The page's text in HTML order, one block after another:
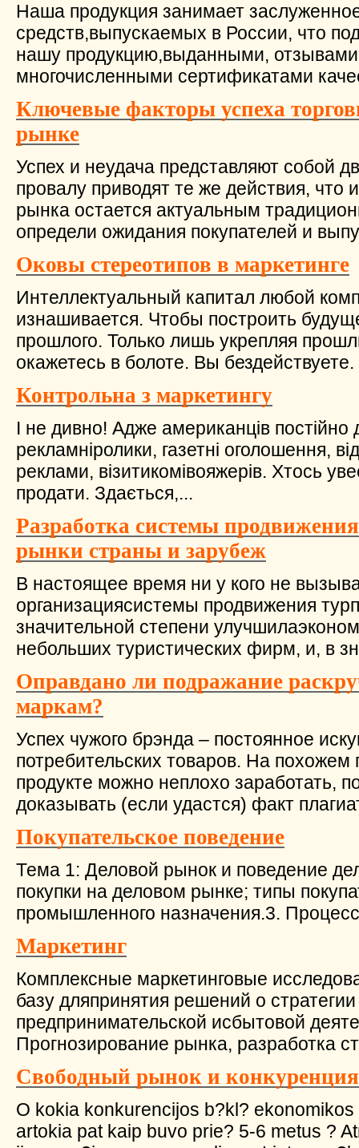
Наша продукция занимает
средств,выпускаемых в России, что
нашу продукцию,выданными, отзывами
многочисленными сертификатами
Ключевые факторы успеха
рынке
Успех и неудача представляют собой
провалу приводят те же действия, что
рынка остается актуальным
определи ожидания покупателей и
Оковы стереотипов в маркетинге
Интеллектуальный капитал любой
изнашивается. Чтобы построить
прошлого. Только лишь укрепляя
окажетесь в болоте. Вы
Контрольна з маркетингу
І не дивно! Адже американців постійно
рекламніролики, газетні оголошення,
реклами, візитикомівояжерів. Хтось
продати. Здається,...
Разработка системы
рынки страны и зарубеж
В настоящее время ни у кого не
организациясистемы продвижения
значительной степени
небольших туристических фирм, и, в
Оправдано ли подражание
маркам?
Успех чужого брэнда – постоянное
потребительских товаров. На
продукте можно неплохо заработать,
доказывать (если удастся) факт
Покупательское поведение
Тема 1: Деловой рынок и поведение
покупки на деловом рынке; типы
промышленного назначения.3.
Маркетинг
Комплексные маркетинговые
базу дляпринятия решений о
предпринимательской исбытовой
Прогнозирование рынка, разработка
Свободный рынок и конкуренция
O kokia konkurencijos b?kl?
artokia pat kaip buvo prie? 5-6 metus ?